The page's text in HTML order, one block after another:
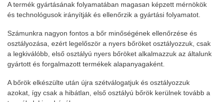
A termék gyártásának folyamatában magasan képzett mérnökök
és technológusok irányítják és ellenőrzik a gyártási folyamatot.
Számunkra nagyon fontos a bőr minőségének ellenőrzése és
osztályozása, ezért legelőször a nyers bőröket osztályozzuk, csak
a legkiválóbb, első osztályú nyers bőröket alkalmazzuk az általunk
gyártott és forgalmazott termékek alapanyagaként.
A bőrök elkészülte után újra szétválogatjuk és osztályozzuk
azokat, így csak a hibátlan, első osztályú bőrök kerülnek tovább a